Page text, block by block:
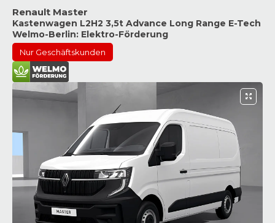
Renault Master
Kastenwagen L2H2 3,5t Advance Long Range E-Tech
Welmo-Berlin: Elektro-Förderung
Nur Geschäftskunden